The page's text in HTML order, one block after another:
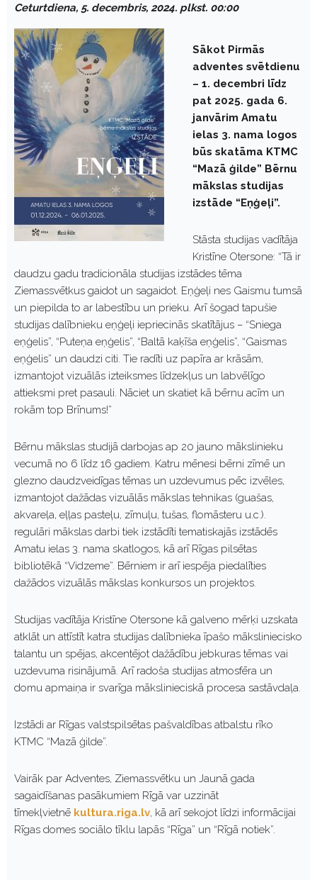
Ceturtdiena, 5. decembris, 2024. plkst. 00:00
Sākot Pirmās
adventes svētdienu
– 1. decembri līdz
pat 2025. gada 6.
janvārim Amatu
ielas 3. nama logos
būs skatāma KTMC
“Mazā ģilde” Bērnu
mākslas studijas
izstāde “Eņģeļi”.
Stāsta studijas vadītāja
Kristīne Otersone: “Tā ir
daudzu gadu tradicionāla studijas izstādes tēma
Ziemassvētkus gaidot un sagaidot. Eņģeļi nes Gaismu tumsā
un piepilda to ar labestību un prieku. Arī šogad tapušie
studijas dalībnieku eņģeļi iepriecinās skatītājus – “Sniega
eņģelis”, “Puteņa eņģelis”, “Baltā kaķīša eņģelis”, “Gaismas
eņģelis” un daudzi citi. Tie radīti uz papīra ar krāsām,
izmantojot vizuālās izteiksmes līdzekļus un labvēlīgo
attieksmi pret pasauli. Nāciet un skatiet kā bērnu acīm un
rokām top Brīnums!”
Bērnu mākslas studijā darbojas ap 20 jauno mākslinieku
vecumā no 6 līdz 16 gadiem. Katru mēnesi bērni zīmē un
glezno daudzveidīgas tēmas un uzdevumus pēc izvēles,
izmantojot dažādas vizuālās mākslas tehnikas (guašas,
akvareļa, eļļas pasteļu, zīmuļu, tušas, flomāsteru u.c.).
regulāri mākslas darbi tiek izstādīti tematiskajās izstādēs
Amatu ielas 3. nama skatlogos, kā arī Rīgas pilsētas
bibliotēkā “Vidzeme”. Bērniem ir arī iespēja piedalīties
dažādos vizuālās mākslas konkursos un projektos.
Studijas vadītāja Kristīne Otersone kā galveno mērķi uzskata
atklāt un attīstīt katra studijas dalībnieka īpašo māksliniecisko
talantu un spējas, akcentējot dažādību jebkuras tēmas vai
uzdevuma risinājumā. Arī radoša studijas atmosfēra un
domu apmaiņa ir svarīga mākslinieciskā procesa sastāvdaļa.
Izstādi ar Rīgas valstspilsētas pašvaldības atbalstu rīko
KTMC “Mazā ģilde”.
Vairāk par Adventes, Ziemassvētku un Jaunā gada
sagaidīšanas pasākumiem Rīgā var uzzināt
tīmekļvietnē kultura.riga.lv, kā arī sekojot līdzi informācijai
Rīgas domes sociālo tīklu lapās “Rīga” un “Rīgā notiek”.